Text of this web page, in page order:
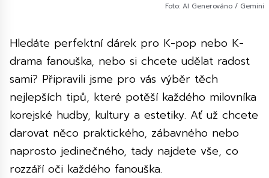
Foto: AI Generováno / Gemini
Hledáte perfektní dárek pro K-pop nebo K-
drama fanouška, nebo si chcete udělat radost
sami? Připravili jsme pro vás výběr těch
nejlepších tipů, které potěší každého milovníka
korejské hudby, kultury a estetiky. Ať už chcete
darovat něco praktického, zábavného nebo
naprosto jedinečného, tady najdete vše, co
rozzáří oči každého fanouška.